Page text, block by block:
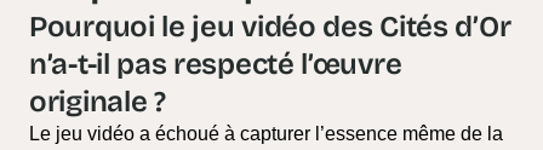
Pourquoi le jeu vidéo des Cités d’Or
n’a-t-il pas respecté l’œuvre
originale ?
Le jeu vidéo a échoué à capturer l’essence même de la